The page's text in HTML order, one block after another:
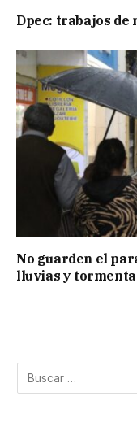
Dpec: trabajos
No guarden el
lluvias y